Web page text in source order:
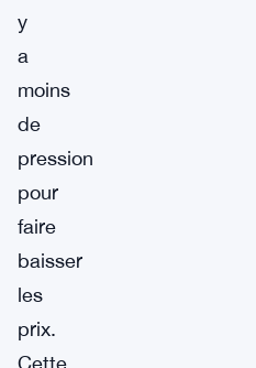
y
a
moins
de
pression
pour
faire
baisser
les
prix.
Cette